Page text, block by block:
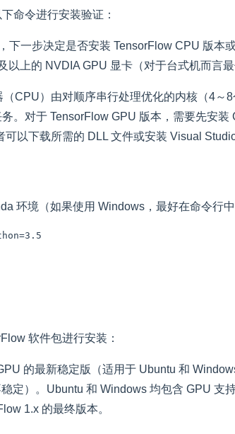
命令进行安装验证：
下一步决定是否安装 TensorFlow CPU 版
以上的 NVDIA GPU 显卡（对于台式机而言
CPU）由对顺序串行处理优化的内核（4
。对于 TensorFlow GPU 版本，需要先安
以下载所需的 DLL 文件或安装 Visual Studio
环境（如果使用 Windows，最好在命令行
软件包进行安装：
的最新稳定版（适用于 Ubuntu 和
稳定）。Ubuntu 和 Windows 均包含 GPU 支
1.x 的最终版本。